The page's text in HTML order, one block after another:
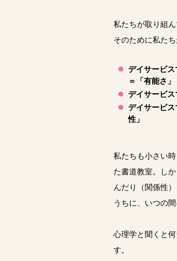
私たちが取り組
そのために私たち
デイサービ
＝「有能さ」
デイサービス
デイサービ
性」
私たちも小さい
た書道教室。し
んだり（関係性
うちに、いつの
心理学と聞くと
す。